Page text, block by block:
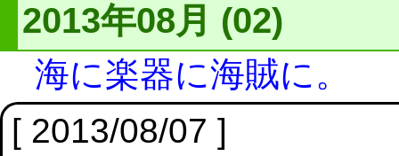
2013年08月 (02)
海に楽器に海賊に。
[ 2013/08/07 ]